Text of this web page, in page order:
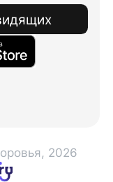
2026